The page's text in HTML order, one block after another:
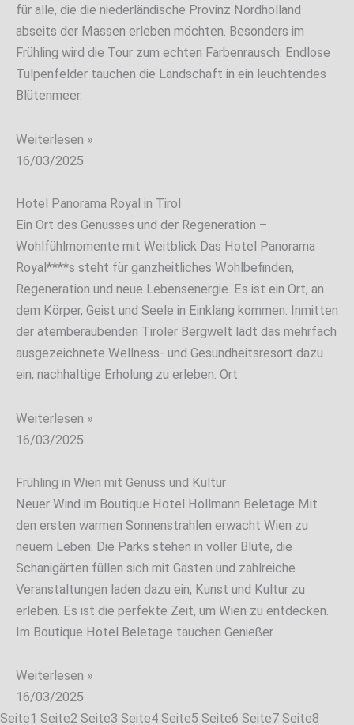
für alle, die die niederländische Provinz Nordholland
abseits der Massen erleben möchten. Besonders im
Frühling wird die Tour zum echten Farbenrausch: Endlose
Tulpenfelder tauchen die Landschaft in ein leuchtendes
Blütenmeer.
Weiterlesen »
16/03/2025
Hotel Panorama Royal in Tirol
Ein Ort des Genusses und der Regeneration –
Wohlfühlmomente mit Weitblick Das Hotel Panorama
Royal****s steht für ganzheitliches Wohlbefinden,
Regeneration und neue Lebensenergie. Es ist ein Ort, an
dem Körper, Geist und Seele in Einklang kommen. Inmitten
der atemberaubenden Tiroler Bergwelt lädt das mehrfach
ausgezeichnete Wellness- und Gesundheitsresort dazu
ein, nachhaltige Erholung zu erleben. Ort
Weiterlesen »
16/03/2025
Frühling in Wien mit Genuss und Kultur
Neuer Wind im Boutique Hotel Hollmann Beletage Mit
den ersten warmen Sonnenstrahlen erwacht Wien zu
neuem Leben: Die Parks stehen in voller Blüte, die
Schanigärten füllen sich mit Gästen und zahlreiche
Veranstaltungen laden dazu ein, Kunst und Kultur zu
erleben. Es ist die perfekte Zeit, um Wien zu entdecken.
Im Boutique Hotel Beletage tauchen Genießer
Weiterlesen »
16/03/2025
Seite1 Seite2 Seite3 Seite4 Seite5 Seite6 Seite7 Seite8